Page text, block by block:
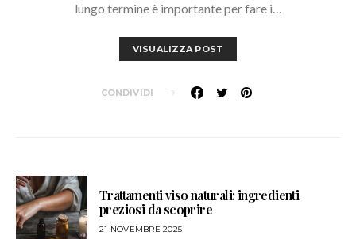
lungo termine è importante per fare i…
VISUALIZZA POST
CONDIVIDI
Trattamenti viso naturali: ingredienti
preziosi da scoprire
21 NOVEMBRE 2025